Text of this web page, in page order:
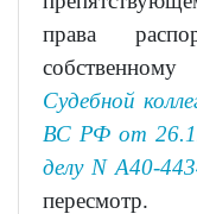
права
Судебной
ВС РФ от
делу N А40-
пересмотр.